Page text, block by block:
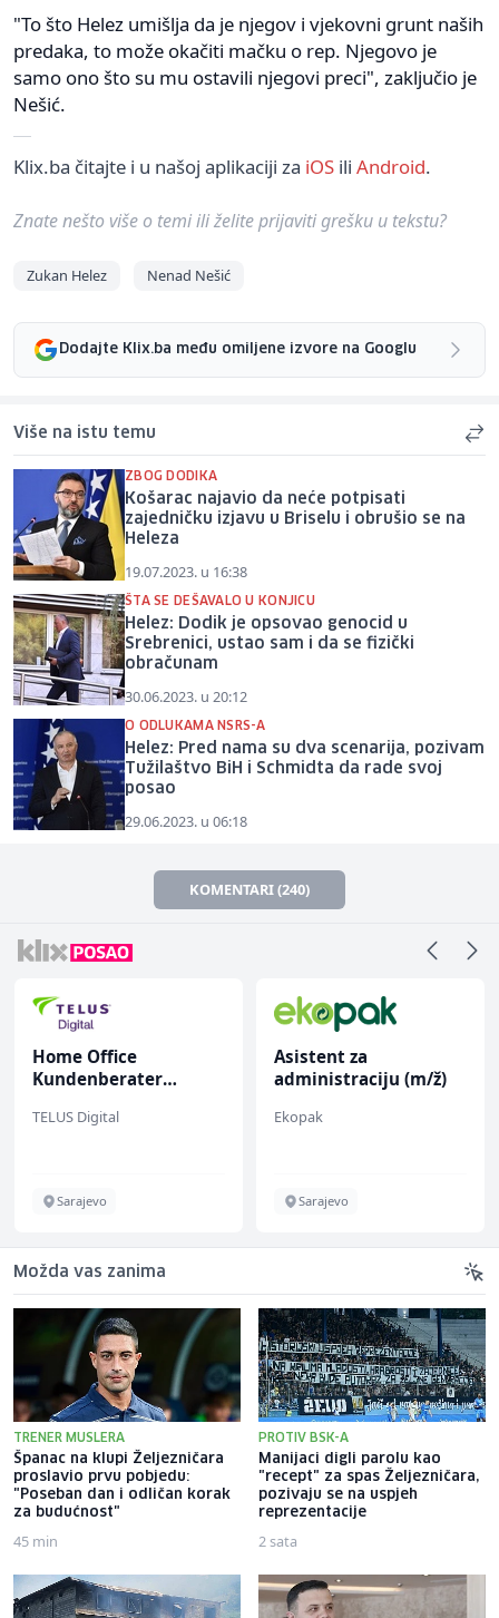
"To što Helez umišlja da je njegov i vjekovni grunt naših
predaka, to može okačiti mačku o rep. Njegovo je
samo ono što su mu ostavili njegovi preci", zaključio je
Nešić.
Klix.ba čitajte i u našoj aplikaciji za iOS ili Android.
Znate nešto više o temi ili želite prijaviti grešku u tekstu?
Zukan Helez Nenad Nešić
Dodajte Klix.ba među omiljene izvore na Googlu
Više na istu temu
ZBOG DODIKA
Košarac najavio da neće potpisati
zajedničku izjavu u Briselu i obrušio se na
Heleza
19.07.2023. u 16:38
ŠTA SE DEŠAVALO U KONJICU
Helez: Dodik je opsovao genocid u
Srebrenici, ustao sam i da se fizički
obračunam
30.06.2023. u 20:12
O ODLUKAMA NSRS-A
Helez: Pred nama su dva scenarija, pozivam
Tužilaštvo BiH i Schmidta da rade svoj
posao
29.06.2023. u 06:18
KOMENTARI (240)
Home Office
Kundenberater
renommiertes
TELUS Digital
Sarajevo
Asistent za
administraciju (m/ž)
Ekopak
Sarajevo
Možda vas zanima
TRENER MUSLERA
Španac na klupi Željezničara
proslavio prvu pobjedu:
"Poseban dan i odličan korak
za budućnost"
45 min
PROTIV BSK-A
Manijaci digli parolu kao
"recept" za spas Željezničara,
pozivaju se na uspjeh
reprezentacije
2 sata